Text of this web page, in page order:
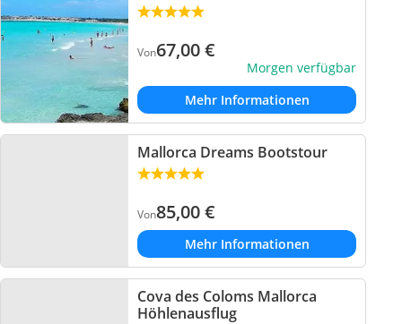
Von67,00€
Morgen verfügbar
Mehr Informationen
Mallorca Dreams Bootstour
Von85,00€
Mehr Informationen
Cova des Coloms Mallorca
Höhlenausflug